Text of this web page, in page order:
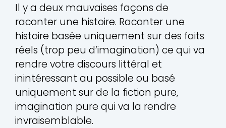
Il y a deux mauvaises façons de
raconter une histoire. Raconter une
histoire basée uniquement sur des faits
réels (trop peu d’imagination) ce qui va
rendre votre discours littéral et
inintéressant au possible ou basé
uniquement sur de la fiction pure,
imagination pure qui va la rendre
invraisemblable.